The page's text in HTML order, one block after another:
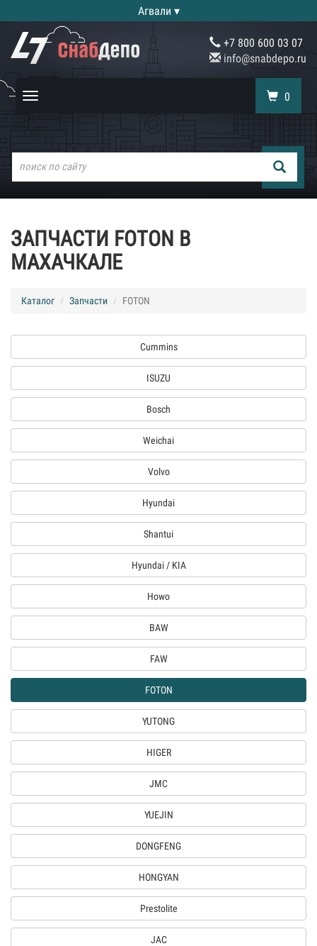
Агвали ▾
+7 800 600 03 07
info@snabdepo.ru
Toggle
0
ЗАПЧАСТИ FOTON В
МАХАЧКАЛЕ
Каталог Запчасти FOTON
Cummins
ISUZU
Bosch
Weichai
Volvo
Hyundai
Shantui
Hyundai / KIA
Howo
BAW
FAW
FOTON
YUTONG
HIGER
JMC
YUEJIN
DONGFENG
HONGYAN
Prestolite
JAC